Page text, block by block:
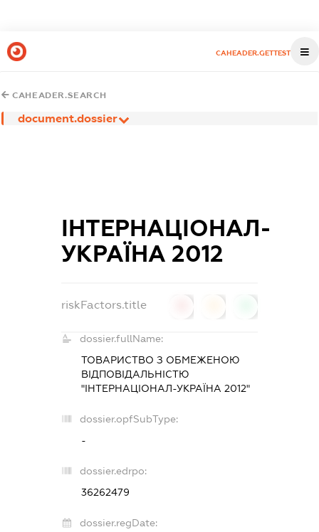
CAHEADER.GETTEST
CAHEADER.SEARCH
document.dossier
ІНТЕРНАЦІОНАЛ-
УКРАЇНА 2012
riskFactors.title
dossier.fullName:
ТОВАРИСТВО З ОБМЕЖЕНОЮ
ВІДПОВІДАЛЬНІСТЮ
"ІНТЕРНАЦІОНАЛ-УКРАЇНА 2012"
dossier.opfSubType:
-
dossier.edrpo:
36262479
dossier.regDate: